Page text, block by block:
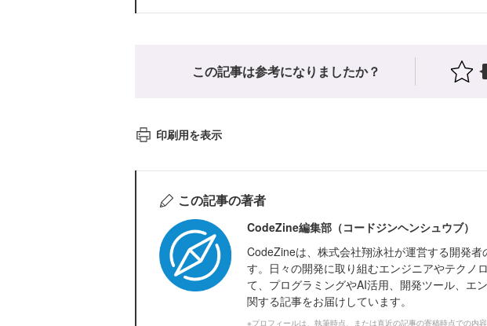
この記事は参考になりましたか？
印刷用を表示
この記事の著者
CodeZine編集部（コードジンヘンシュウブ）
CodeZineは、株式会社翔泳社が運営する開発
す。日々の開発に取り組むエンジニアやテクノ
て、プログラミングやAI活用、開発ツール、エ
関する記事をお届けしています。
※プロフィールは、執筆時点、または直近の記事の寄稿時点での内